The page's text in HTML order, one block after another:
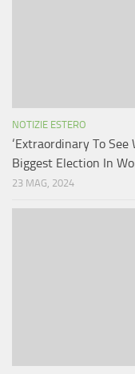
NOTIZIE ESTERO
‘Extraordinary To See
Biggest Election In
23 MAG, 2024